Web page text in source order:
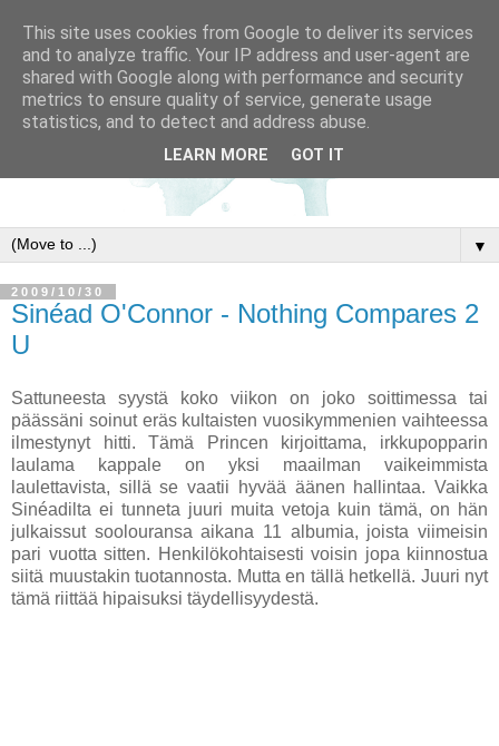
▼
2009/10/30
Sinéad O'Connor - Nothing Compares 2
U
Sattuneesta syystä koko viikon on joko soittimessa tai
päässäni soinut eräs kultaisten vuosikymmenien vaihteessa
ilmestynyt hitti. Tämä Princen kirjoittama, irkkupopparin
laulama kappale on yksi maailman vaikeimmista
laulettavista, sillä se vaatii hyvää äänen hallintaa. Vaikka
Sinéadilta ei tunneta juuri muita vetoja kuin tämä, on hän
julkaissut soolouransa aikana 11 albumia, joista viimeisin
pari vuotta sitten. Henkilökohtaisesti voisin jopa kiinnostua
siitä muustakin tuotannosta. Mutta en tällä hetkellä. Juuri nyt
tämä riittää hipaisuksi täydellisyydestä.
This site uses cookies from Google to deliver its services
and to analyze traffic. Your IP address and user-agent are
shared with Google along with performance and security
metrics to ensure quality of service, generate usage
statistics, and to detect and address abuse.
LEARN MORE GOT IT